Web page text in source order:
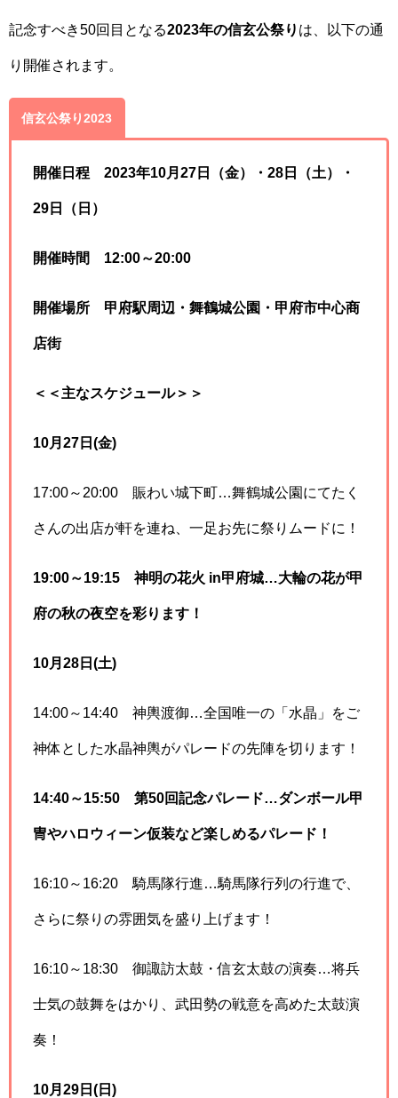
記念すべき50回目となる2023年の信玄公祭り は、以下の通
り開催されます。
信玄公祭り2023
開催日程 2023年10月27日（金）・28日（土）・
29日（日）
開催時間 12:00～20:00
開催場所 甲府駅周辺・舞鶴城公園・甲府市中心商
店街
＜＜主なスケジュール＞＞
10月27日(金)
17:00～20:00 賑わい城下町…舞鶴城公園にてたく
さんの出店が軒を連ね、一足お先に祭りムードに！
19:00～19:15 神明の花火 in甲府城…大輪の花が甲
府の秋の夜空を彩ります！
10月28日(土)
14:00～14:40 神輿渡御…全国唯一の「水晶」をご
神体とした水晶神輿がパレードの先陣を切ります！
14:40～15:50 第50回記念パレード…ダンボール甲
冑やハロウィーン仮装など楽しめるパレード！
16:10～16:20 騎馬隊行進…騎馬隊行列の行進で、
さらに祭りの雰囲気を盛り上げます！
16:10～18:30 御諏訪太鼓・信玄太鼓の演奏…将兵
士気の鼓舞をはかり、武田勢の戦意を高めた太鼓演
奏！
10月29日(日)